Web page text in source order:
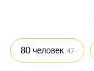
80 человек 47